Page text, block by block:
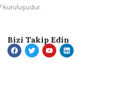
kuruluşudur.
Bizi Takip Edin